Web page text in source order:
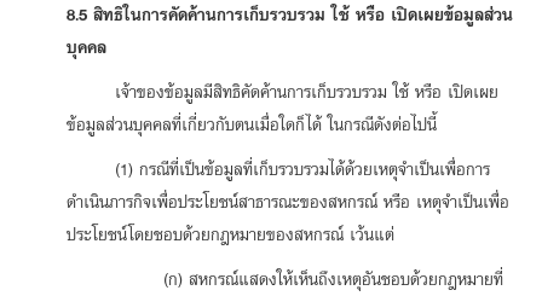
8.5 สิทธิในการคัดค้านการเก็บรวบรวม ใช้ หรือ เปิดเผยข้อมูลส่วน
บุคคล
เจ้าของข้อมูลมีสิทธิคัดค้านการเก็บรวบรวม ใช้ หรือ เปิดเผย
ข้อมูลส่วนบุคคลที่เกี่ยวกับตนเมื่อใดก็ได้ ในกรณีดังต่อไปนี้
(1) กรณีที่เป็นข้อมูลที่เก็บรวบรวมได้ด้วยเหตุจำเป็นเพื่อการ
ดำเนินภารกิจเพื่อประโยชน์สาธารณะของสหกรณ์ หรือ เหตุจำเป็นเพื่อ
ประโยชน์โดยชอบด้วยกฎหมายของสหกรณ์ เว้นแต่
(ก) สหกรณ์แสดงให้เห็นถึงเหตุอันชอบด้วยกฎหมายที่